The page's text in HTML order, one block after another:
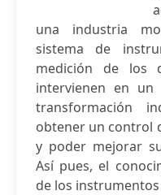
una industria
sistema de
medición de los
intervienen en un
transformación
obtener un control
y poder mejorar
Así pues, el
de los